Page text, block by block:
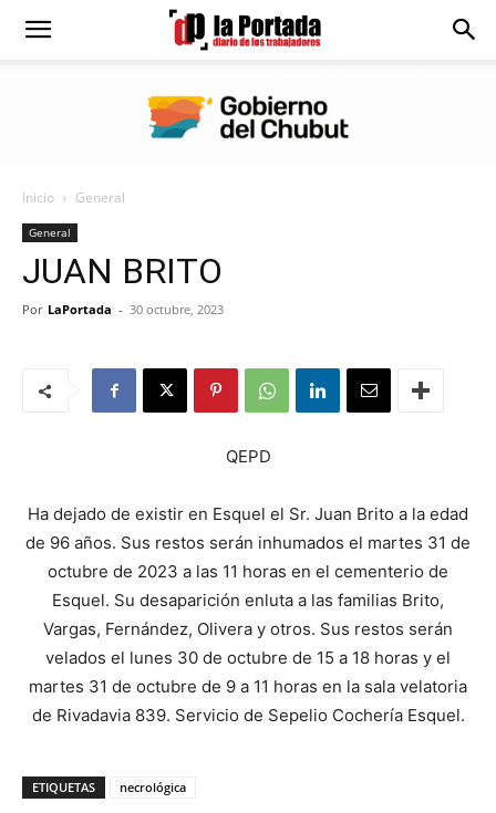
Diario
Portada
Inicio General
General
JUAN BRITO
Por LaPortada - 30 octubre, 2023
QEPD
Ha dejado de existir en Esquel el Sr. Juan Brito a la edad
de 96 años. Sus restos serán inhumados el martes 31 de
octubre de 2023 a las 11 horas en el cementerio de
Esquel. Su desaparición enluta a las familias Brito,
Vargas, Fernández, Olivera y otros. Sus restos serán
velados el lunes 30 de octubre de 15 a 18 horas y el
martes 31 de octubre de 9 a 11 horas en la sala velatoria
de Rivadavia 839. Servicio de Sepelio Cochería Esquel.
ETIQUETAS necrológica